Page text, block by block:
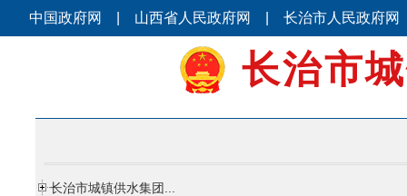
中国政府网 山西省人民政府网 长治市人民政府网
长治市
长治市城镇供水集团...